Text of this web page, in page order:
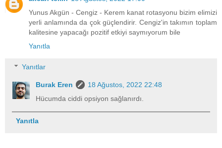
Yunus Akgün - Cengiz - Kerem kanat rotasyonu bizim elimizi
yerli anlamında da çok güçlendirir. Cengiz'in takımın toplam
kalitesine yapacağı pozitif etkiyi saymıyorum bile
Yanıtla
Yanıtlar
Burak Eren
18 Ağustos, 2022 22:48
Hücumda ciddi opsiyon sağlanırdı.
Yanıtla